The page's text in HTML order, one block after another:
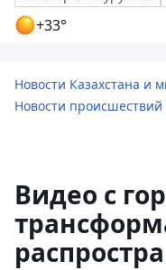
+33°
Новости Казахстана и
Новости происшествий
Видео с